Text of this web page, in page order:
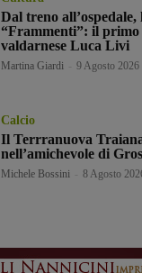
Dal treno all’ospedale,
“Frammenti”: il
valdarnese Luca Livi
Martina Giardi 9 Agosto 2026
Calcio
Il Terrranuova
nell’amichevole di
Michele Bossini 8 Agosto